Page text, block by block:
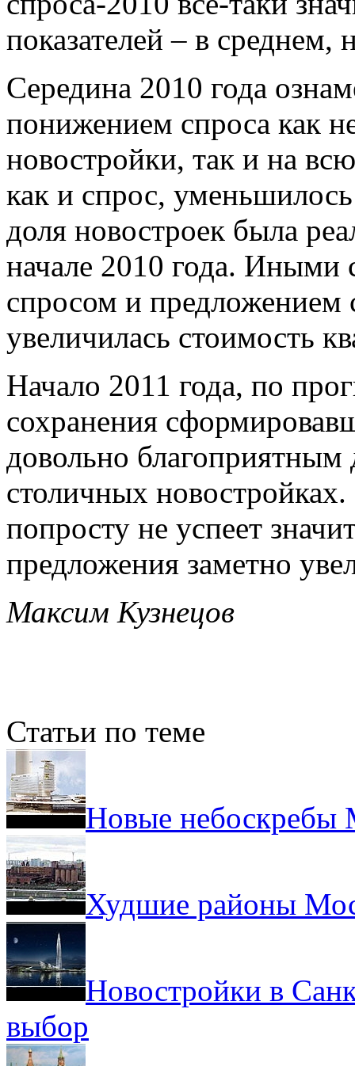
показателей – в среднем,
Середина 2010 года
понижением спроса как
новостройки, так и на
как и спрос,
доля новостроек была
начале 2010 года. Иными
спросом и предложением
увеличилась стоимость
Начало 2011 года, по
сохранения
довольно благоприятным
столичных
попросту не успеет
предложения заметно
Максим Кузнецов
Статьи по теме
Новые небоскребы
Худшие районы
Новостройки в
выбор